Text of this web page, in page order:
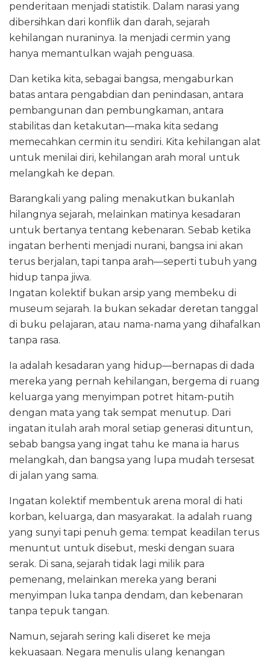
penderitaan menjadi statistik. Dalam narasi yang
dibersihkan dari konflik dan darah, sejarah
kehilangan nuraninya. Ia menjadi cermin yang
hanya memantulkan wajah penguasa.
Dan ketika kita, sebagai bangsa, mengaburkan
batas antara pengabdian dan penindasan, antara
pembangunan dan pembungkaman, antara
stabilitas dan ketakutan—maka kita sedang
memecahkan cermin itu sendiri. Kita kehilangan alat
untuk menilai diri, kehilangan arah moral untuk
melangkah ke depan.
Barangkali yang paling menakutkan bukanlah
hilangnya sejarah, melainkan matinya kesadaran
untuk bertanya tentang kebenaran. Sebab ketika
ingatan berhenti menjadi nurani, bangsa ini akan
terus berjalan, tapi tanpa arah—seperti tubuh yang
hidup tanpa jiwa.
Ingatan kolektif bukan arsip yang membeku di
museum sejarah. Ia bukan sekadar deretan tanggal
di buku pelajaran, atau nama-nama yang dihafalkan
tanpa rasa.
Ia adalah kesadaran yang hidup—bernapas di dada
mereka yang pernah kehilangan, bergema di ruang
keluarga yang menyimpan potret hitam-putih
dengan mata yang tak sempat menutup. Dari
ingatan itulah arah moral setiap generasi dituntun,
sebab bangsa yang ingat tahu ke mana ia harus
melangkah, dan bangsa yang lupa mudah tersesat
di jalan yang sama.
Ingatan kolektif membentuk arena moral di hati
korban, keluarga, dan masyarakat. Ia adalah ruang
yang sunyi tapi penuh gema: tempat keadilan terus
menuntut untuk disebut, meski dengan suara
serak. Di sana, sejarah tidak lagi milik para
pemenang, melainkan mereka yang berani
menyimpan luka tanpa dendam, dan kebenaran
tanpa tepuk tangan.
Namun, sejarah sering kali diseret ke meja
kekuasaan. Negara menulis ulang kenangan